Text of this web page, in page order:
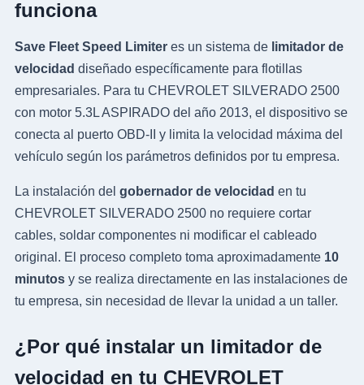
funciona
Save Fleet Speed Limiteres un sistema de limitador de
velocidad diseñado específicamente para flotillas
empresariales. Para tu CHEVROLET SILVERADO 2500
con motor 5.3L ASPIRADO del año 2013, el dispositivo se
conecta al puerto OBD-II y limita la velocidad máxima del
vehículo según los parámetros definidos por tu empresa.
La instalación del gobernador de velocidad en tu
CHEVROLET SILVERADO 2500 no requiere cortar
cables, soldar componentes ni modificar el cableado
original. El proceso completo toma aproximadamente 10
minutosy se realiza directamente en las instalaciones de
tu empresa, sin necesidad de llevar la unidad a un taller.
¿Por qué instalar un limitador de
velocidad en tu CHEVROLET